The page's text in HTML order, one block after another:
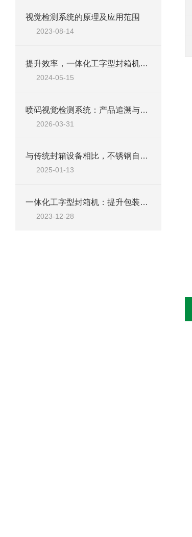
视觉检测系统的原理及应用范围
2023-08-14
提升效率，一体化工字型封箱机助力包装行业升级
2024-05-15
喷码视觉检测系统：产品追溯与质量管控的智能眼睛
2026-03-31
与传统封箱设备相比，不锈钢自动折盖封箱机有什么优点
2025-01-13
一体化工字型封箱机：提升包装效率的创新解决方案
2023-12-28